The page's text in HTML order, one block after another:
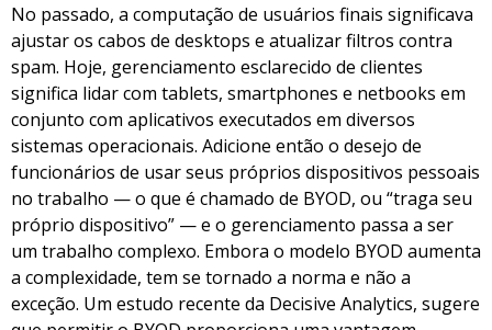
No passado, a computação de usuários finais significava
ajustar os cabos de desktops e atualizar filtros contra
spam. Hoje, gerenciamento esclarecido de clientes
significa lidar com tablets, smartphones e netbooks em
conjunto com aplicativos executados em diversos
sistemas operacionais. Adicione então o desejo de
funcionários de usar seus próprios dispositivos pessoais
no trabalho — o que é chamado de BYOD, ou “traga seu
próprio dispositivo” — e o gerenciamento passa a ser
um trabalho complexo. Embora o modelo BYOD aumenta
a complexidade, tem se tornado a norma e não a
exceção. Um estudo recente da Decisive Analytics, sugere